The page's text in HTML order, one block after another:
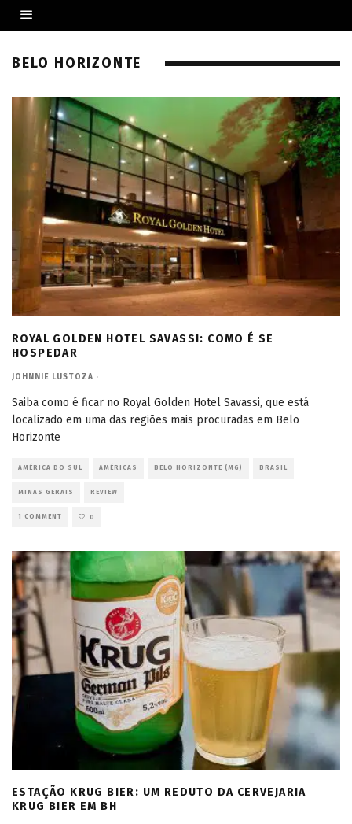
BELO HORIZONTE
ROYAL GOLDEN HOTEL SAVASSI: COMO É SE
HOSPEDAR
JOHNNIE LUSTOZA ·
Saiba como é ficar no Royal Golden Hotel Savassi, que está
localizado em uma das regiões mais procuradas em Belo
Horizonte
AMÉRICA DO SUL AMÉRICAS BELO HORIZONTE (MG) BRASIL
MINAS GERAIS REVIEW
1 COMMENT 0
ESTAÇÃO KRUG BIER: UM REDUTO DA CERVEJARIA
KRUG BIER EM BH